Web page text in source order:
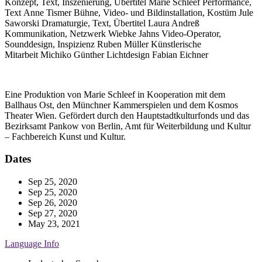
Text Anne TismerBühne, Video- und Bildinstallation, Kostüm Jule
Saworski Dramaturgie, Text, Übertitel Laura Andreß
Kommunikation, Netzwerk Wiebke Jahns Video-Operator,
Sounddesign, Inspizienz Ruben MüllerKünstlerische
Mitarbeit Michiko GüntherLichtdesign Fabian Eichner
Eine Produktion von Marie Schleef in Kooperation mit dem
Ballhaus Ost, den Münchner Kammerspielen und dem Kosmos
Theater Wien. Gefördert durch den Hauptstadtkulturfonds und das
Bezirksamt Pankow von Berlin, Amt für Weiterbildung und Kultur
– Fachbereich Kunst und Kultur.
Dates
Sep 25, 2020
Sep 25, 2020
Sep 26, 2020
Sep 27, 2020
May 23, 2021
Language Info